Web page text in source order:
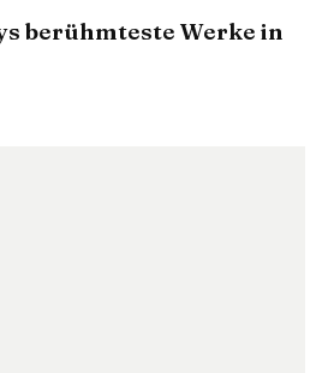
berühmteste Werke in